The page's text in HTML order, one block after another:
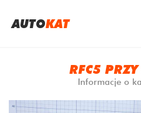
AUTOKAT
RFC5
Informacje o